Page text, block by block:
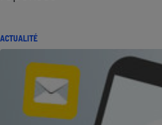
ACTUALITÉ